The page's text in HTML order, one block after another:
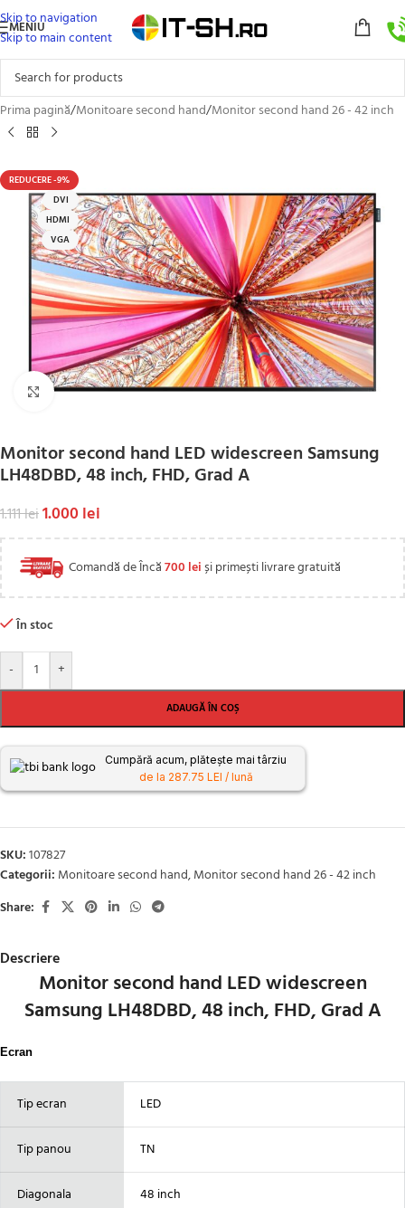
Skip to navigation
Skip to main content
MENIU
Prima pagină/Monitoare second hand/Monitor second hand 26 - 42 inch
REDUCERE -9%
DVI
HDMI
VGA
Click to enlarge
Monitor second hand LED widescreen Samsung
LH48DBD, 48 inch, FHD, Grad A
1.111lei1.000lei
Comandă de Încă700 leiși primești livrare gratuită
În stoc
- +
ADAUGĂ ÎN COȘ
Cumpără acum, plătește mai târziu
de la 287.75 LEI / lună
SKU:107827
Categorii: Monitoare second hand,Monitor second hand 26 - 42 inch
Share:
Descriere
Monitor second hand LED widescreen
Samsung LH48DBD, 48 inch, FHD, Grad A
Ecran
Tip ecran LED
Tip panou TN
Diagonala 48 inch